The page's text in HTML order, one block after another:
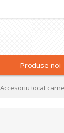
Produse noi
Accesoriu tocat